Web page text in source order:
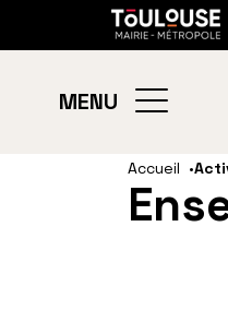
Gestion de vos
Aller
au
contenu
Toulouse
MENU
Accueil